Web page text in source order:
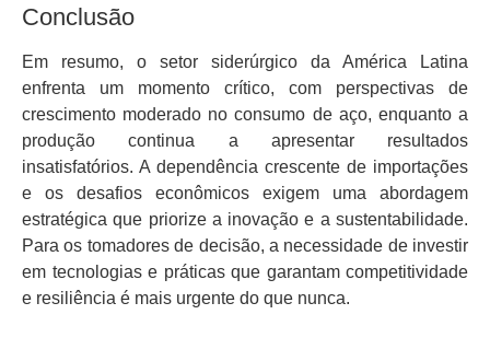
Conclusão
Em resumo, o setor siderúrgico da América Latina
enfrenta um momento crítico, com perspectivas de
crescimento moderado no consumo de aço, enquanto a
produção continua a apresentar resultados
insatisfatórios. A dependência crescente de importações
e os desafios econômicos exigem uma abordagem
estratégica que priorize a inovação e a sustentabilidade.
Para os tomadores de decisão, a necessidade de investir
em tecnologias e práticas que garantam competitividade
e resiliência é mais urgente do que nunca.